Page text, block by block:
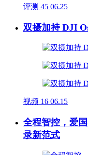
评测 45 06.25
双摄加持 DJI
视频 16 06.15
全程智控，爱
录新范式